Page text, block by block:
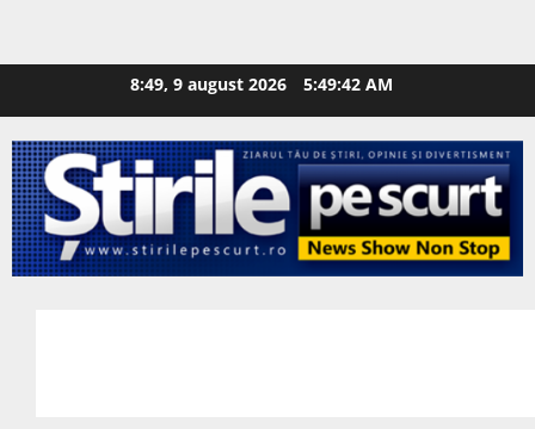
8:49, 9 august 2026 5:49:43 AM